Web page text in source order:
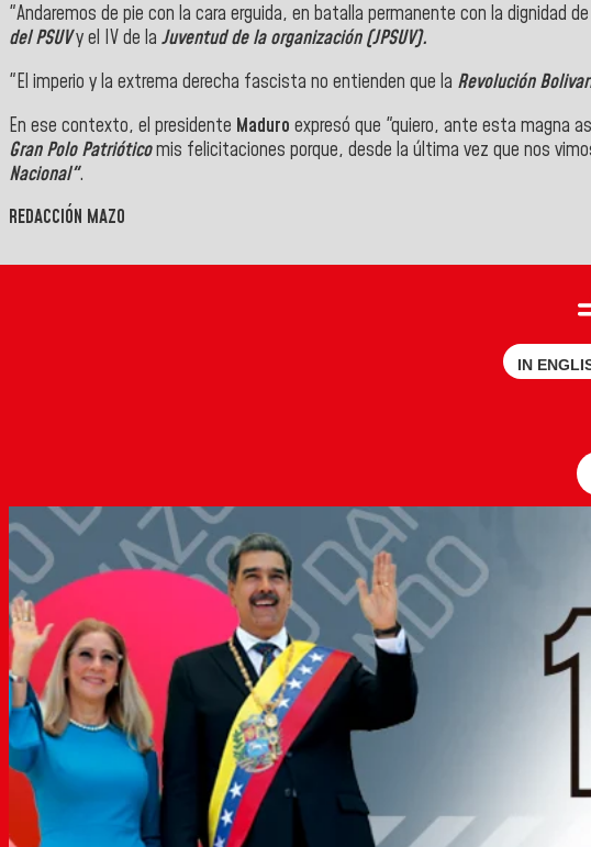
"Andaremos de pie con la cara erguida, en batalla permanente con la dignidad
del PSUVy el IV de la Juventud de la organización (JPSUV).
"El imperio y la extrema derecha fascista no entienden que la Revolución
En ese contexto, el presidente Maduro expresó que "quiero, ante esta magna
Gran Polo Patrióticomis felicitaciones porque, desde la última vez que nos
Nacional".
REDACCIÓN MAZO
IN